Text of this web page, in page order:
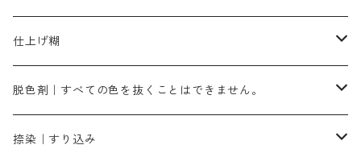
染料一覧ー100g入り
染料一覧ー500g入り
1kg
ピンクMB｜ピンク色
ローズMB｜鮮やかなピンク色）
スカイブルーMG｜緑みの空色
ブロンHNR｜こげ茶色
ブラックMK（赤みの黒色）
ブラックMG（青みの黒色）
白色系（定番の色合い）
ネオホワイトR
ローダミンB｜赤紫色｜マゼンダ色
ローケツ用筆ー10%off｜20本セットお取り寄せ品
有償サンプル品｜約20cm×27cm
洋型紙9番手｜中薄口｜約54cm×110cm
張木｜入荷待ち
伸子
型洗いブラシ
濃染処理剤｜ソルバックスPS－900
酢酸｜絹・羊毛・ナイロンに使用する
芒硝｜綿・麻の染色に使用する。
染料のムラ染め抑制剤（均染剤）
アゾリン200％｜綿・麻・絹・羊毛・ナイロンの染色
レオニールEHC｜反応染料用
染料の浸透剤
ソルバライトS-70｜各種繊維の浸し染めに使用可能
染料の定着向上剤
ソーピング剤｜未定着の染料を除去すること
ネオポールB－300｜反応染料のソーピング剤
仕上げ剤｜柔軟・平滑剤
白場汚染防止剤
仕上げ糊
カルボキシメチルセルロース（CMC）
海藻系
脱色剤｜すべての色を抜くことはできません。
脱色剤
捺染｜すり込み